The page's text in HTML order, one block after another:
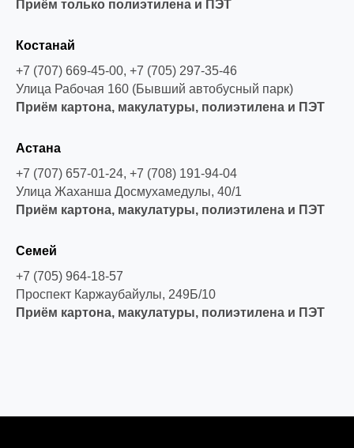
Приём только полиэтилена и ПЭТ
Костанай
+7 (707) 669-45-00, +7 (705) 297-35-46
Улица Рабочая 160 (Бывший автобусный парк)
Приём картона, макулатуры, полиэтилена и ПЭТ
Астана
+7 (707) 657-01-24, +7 (708) 191-94-04
Улица Жаханша Досмухамедулы, 40/1
Приём картона, макулатуры, полиэтилена и ПЭТ
Семей
+7 (705) 964-18-57
Проспект Каржаубайулы, 249Б/10
Приём картона, макулатуры, полиэтилена и ПЭТ